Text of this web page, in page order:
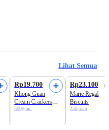
Lihat Semua
Rp19.700
Khong Guan
Cream Crackers
Biscuits
300gram
Rp23.100
Marie Regal
Biscuits
230gram